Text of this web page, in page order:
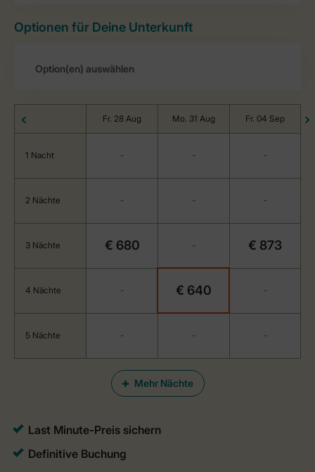
Optionen für Deine Unterkunft
Mehr Nächte
Fr. 28 Aug Mo. 31 Aug Fr. 04 Sep
1 Nacht - - -
2 Nächte - - -
3 Nächte € 680 - € 873
4 Nächte - € 640 -
5 Nächte - - -